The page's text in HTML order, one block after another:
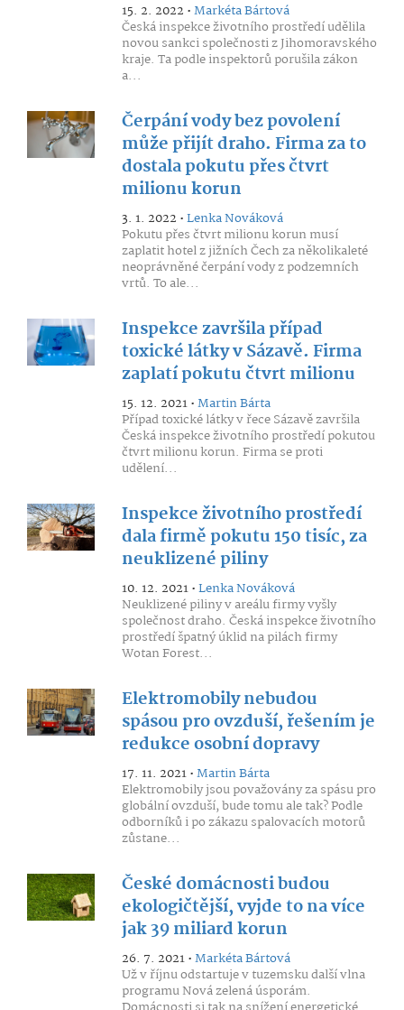
15. 2. 2022 •Markéta Bártová
Česká inspekce životního prostředí udělila
novou sankci společnosti z Jihomoravského
kraje. Ta podle inspektorů porušila zákon
a...
Čerpání vody bez povolení
může přijít draho. Firma za to
dostala pokutu přes čtvrt
milionu korun
3. 1. 2022 •Lenka Nováková
Pokutu přes čtvrt milionu korun musí
zaplatit hotel z jižních Čech za několikaleté
neoprávněné čerpání vody z podzemních
vrtů. To ale...
Inspekce završila případ
toxické látky v Sázavě. Firma
zaplatí pokutu čtvrt milionu
15. 12. 2021 •Martin Bárta
Případ toxické látky v řece Sázavě završila
Česká inspekce životního prostředí pokutou
čtvrt milionu korun. Firma se proti
udělení...
Inspekce životního prostředí
dala firmě pokutu 150 tisíc, za
neuklizené piliny
10. 12. 2021 •Lenka Nováková
Neuklizené piliny v areálu firmy vyšly
společnost draho. Česká inspekce životního
prostředí špatný úklid na pilách firmy
Wotan Forest...
Elektromobily nebudou
spásou pro ovzduší, řešením je
redukce osobní dopravy
17. 11. 2021 •Martin Bárta
Elektromobily jsou považovány za spásu pro
globální ovzduší, bude tomu ale tak? Podle
odborníků i po zákazu spalovacích motorů
zůstane...
České domácnosti budou
ekologičtější, vyjde to na více
jak 39 miliard korun
26. 7. 2021 •Markéta Bártová
Už v říjnu odstartuje v tuzemsku další vlna
programu Nová zelená úsporám.